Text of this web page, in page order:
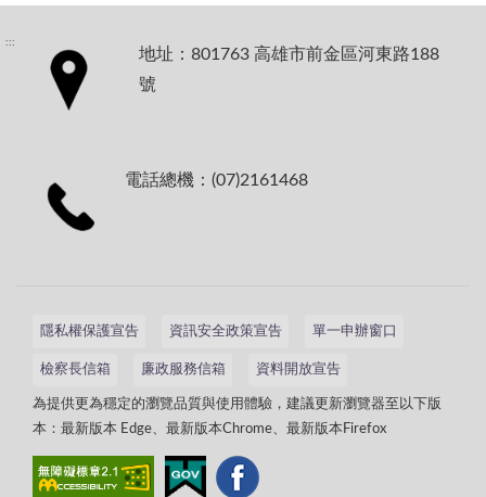
:::
地址：801763 高雄市前金區河東路188
號
電話總機：(07)2161468
隱私權保護宣告 資訊安全政策宣告 單一申辦窗口
檢察長信箱 廉政服務信箱 資料開放宣告
為提供更為穩定的瀏覽品質與使用體驗，建議更新瀏覽器至以下版
本：最新版本 Edge、最新版本Chrome、最新版本Firefox